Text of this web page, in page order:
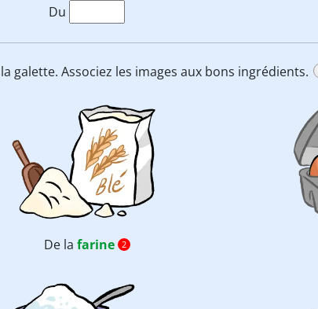
Du
galette. Associez les images aux bons ingrédients.
De la farine 2